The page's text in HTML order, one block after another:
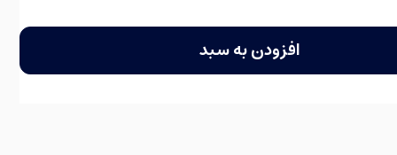
افزودن به سبد